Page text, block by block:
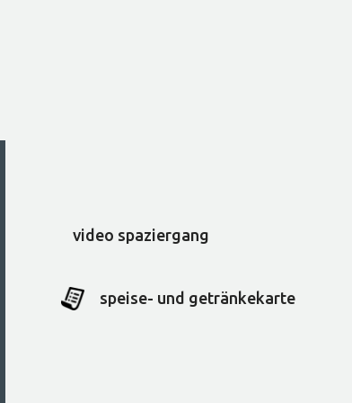
video spaziergang
speise- und getränkekarte